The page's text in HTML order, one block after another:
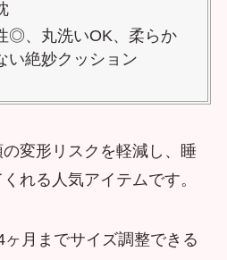
◎、丸洗いOK、柔らか
い絶妙クッション
変形リスクを軽減し、睡
れる人気アイテムです。
月までサイズ調整できる